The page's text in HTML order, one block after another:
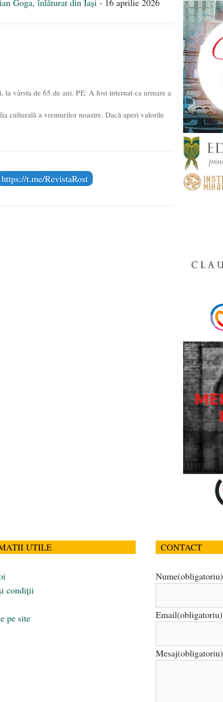
vârsta de 65 de ani. PE: A fost internat ca urmare a
culturală a vremurilor noastre. Dacă aperi valorile
https://t.me/RevistaRost
UTILE
condiții
pe site
CONTACT
Nume(obligatoriu)
Email(obligatoriu)
Mesaj(obligatoriu)